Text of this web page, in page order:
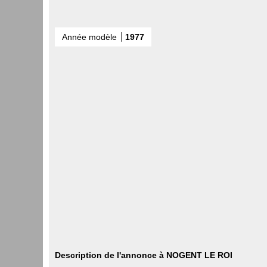
Année modèle 1977
Description de l'annonce à NOGENT LE ROI